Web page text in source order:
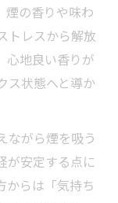
ックス効果
験
みとは
癒やし
別なひとと
紹介
煙の香りや味わ
トレスから解放
心地良い香りが
ス状態へと導か
ながら煙を吸う
が安定する点に
からは「気持ち